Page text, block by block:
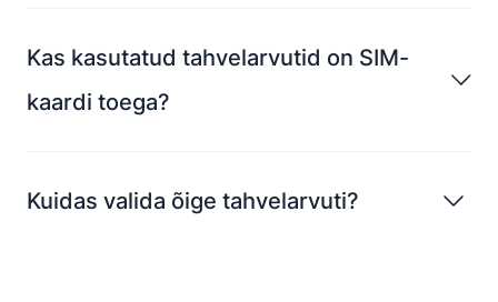
Kas kasutatud tahvelarvutid on SIM-
kaardi toega?
Kuidas valida õige tahvelarvuti?